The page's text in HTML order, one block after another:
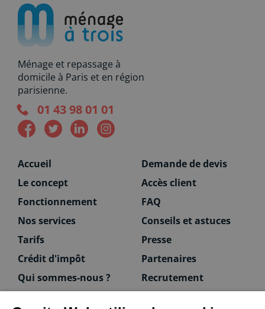
Ménage et repassage à
domicile à Paris et en région
parisienne.
01 43 98 01 01
Accueil
Le concept
Fonctionnement
Nos services
Tarifs
Crédit d'impôt
Qui sommes-nous ?
Demande de devis
Accès client
FAQ
Conseils et astuces
Presse
Partenaires
Recrutement